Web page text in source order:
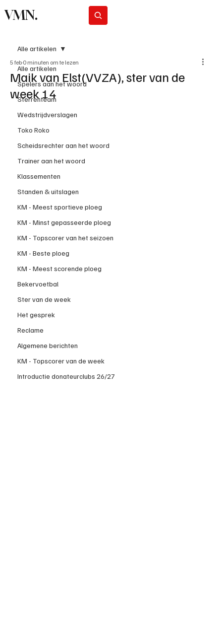
VMN.
Alle artikelen
Spelers aan het woord
Sterrenteam
Wedstrijdverslagen
Toko Roko
Scheidsrechter aan het woord
Trainer aan het woord
Klassementen
Standen & uitslagen
KM - Meest sportieve ploeg
KM - Minst gepasseerde ploeg
KM - Topscorer van het seizoen
KM - Beste ploeg
KM - Meest scorende ploeg
Bekervoetbal
Ster van de week
Het gesprek
Reclame
Algemene berichten
KM - Topscorer van de week
Introductie donateurclubs 26/27
Alle artikelen
Maik van Elst(VVZA), ster van de
week 14
5 feb 0 minuten om te lezen